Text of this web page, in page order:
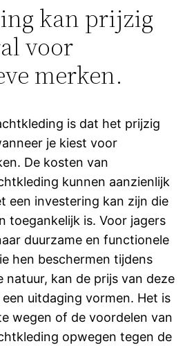
kan prijzig
voor
merken.
is dat het prijzig
je kiest voor
De kosten van
kunnen aanzienlijk
een investering kan zijn die
toegankelijk is. Voor jagers
duurzame en functionele
hen beschermen tijdens
natuur, kan de prijs van deze
uitdaging vormen. Het is
wegen of de voordelen van
opwegen tegen de